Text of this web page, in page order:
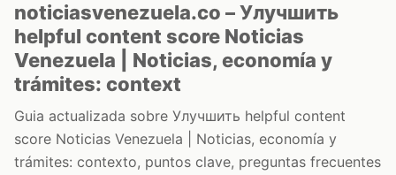
noticiasvenezuela.co – Улучшить
helpful content score Noticias
Venezuela | Noticias, economía y
trámites: context
Guia actualizada sobre Улучшить helpful content
score Noticias Venezuela | Noticias, economía y
trámites: contexto, puntos clave, preguntas frecuentes